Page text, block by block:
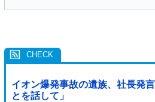
イオン爆発事故の遺族、社長発
とを話して」